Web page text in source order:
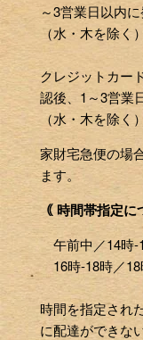
～3営業日以内
（水・木を除く）
クレジットカー
認後、1～3営業
（水・木を除く）
家財宅急便の場
ます。
｟ 時間帯指定に
午前中／14時-
16時-18時／18
時間を指定され
に配達ができな